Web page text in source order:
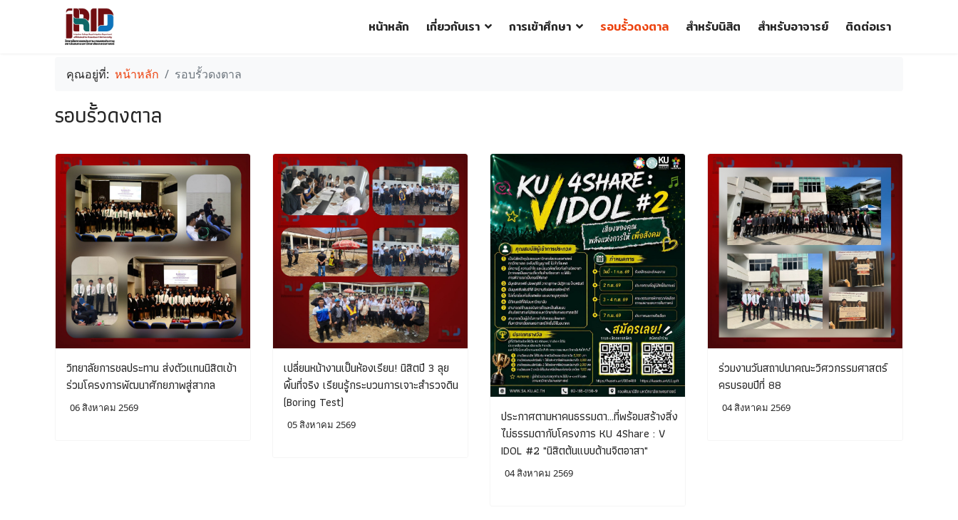
หน้าหลัก เกี่ยวกับเรา การเข้าศึกษา รอบรั้วดงตาล สำหรับนิสิต สำหรับอาจารย์ ติดต่อเรา
คุณอยู่ที่: หน้าหลัก รอบรั้วดงตาล
รอบรั้วดงตาล
วิทยาลัยการชลประทาน ส่งตัวแทนนิสิตเข้า
ร่วมโครงการพัฒนาศักยภาพสู่สากล
06 สิงหาคม 2569
เปลี่ยนหน้างานเป็นห้องเรียน! นิสิตปี 3 ลุย
พื้นที่จริง เรียนรู้กระบวนการเจาะสำรวจดิน
(Boring Test)
05 สิงหาคม 2569
ประกาศตามหาคนธรรมดา...ที่พร้อมสร้างสิ่ง
ไม่ธรรมดากับโครงการ KU 4Share : V
IDOL #2 "นิสิตต้นแบบด้านจิตอาสา"
04 สิงหาคม 2569
ร่วมงานวันสถาปนาคณะวิศวกรรมศาสตร์
ครบรอบปีที่ 88
04 สิงหาคม 2569